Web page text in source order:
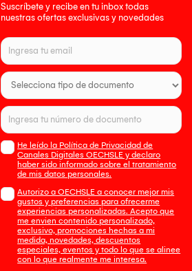
Suscríbete y recibe en tu inbox todas
nuestras ofertas exclusivas y novedades
He leído la Política de Privacidad de
Canales Digitales OECHSLE y declaro
haber sido informado sobre el tratamiento
de mis datos personales.
Autorizo a OECHSLE a conocer mejor mis
gustos y preferencias para ofrecerme
experiencias personalizadas. Acepto que
me envien contenido personalizado,
exclusivo, promociones hechas a mi
medida, novedades, descuentos
especiales, eventos y todo lo que se alinee
con lo que realmente me interesa.